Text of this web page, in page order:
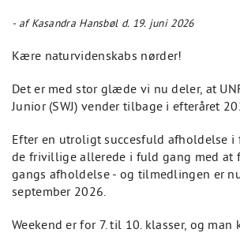
- af Kasandra Hansbøl d. 19. juni 2026
Kære naturvidenskabs nørder!
Det er med stor glæde vi nu deler, at
Junior (SWJ) vender tilbage i efteråret
Efter en utroligt succesfuld afholdelse i
de frivillige allerede i fuld gang med at
gangs afholdelse - og tilmedlingen er
september 2026.
Weekend er for 7. til 10. klasser, og man